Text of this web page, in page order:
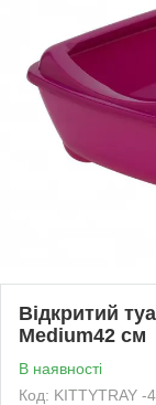
Відкритий
Medium42 см
В наявності
Код: KITTYTRAY -